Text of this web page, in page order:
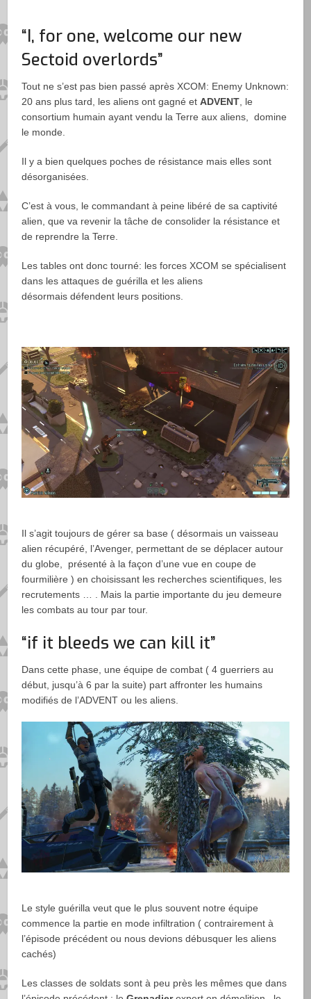
“I, for one, welcome our new
Sectoid overlords”
Tout ne s’est pas bien passé après XCOM: Enemy Unknown:
20 ans plus tard, les aliens ont gagné etADVENT, le
consortium humain ayant vendu la Terre aux aliens, domine
le monde.
Il y a bien quelques poches de résistance mais elles sont
désorganisées.
C’est à vous, le commandant à peine libéré de sa captivité
alien, que va revenir la tâche de consolider la résistance et
de reprendre la Terre.
Les tables ont donc tourné: les forces XCOM se spécialisent
dans les attaques de guérilla et les aliens
désormais défendent leurs positions.
Il s’agit toujours de gérer sa base ( désormais un vaisseau
alien récupéré, l’Avenger, permettant de se déplacer autour
du globe, présenté à la façon d’une vue en coupe de
fourmilière ) en choisissant les recherches scientifiques, les
recrutements … . Mais la partie importante du jeu demeure
les combats au tour par tour.
“if it bleeds we can kill it”
Dans cette phase, une équipe de combat ( 4 guerriers au
début, jusqu’à 6 par la suite) part affronter les humains
modifiés de l’ADVENT ou les aliens.
Le style guérilla veut que le plus souvent notre équipe
commence la partie en mode infiltration ( contrairement à
l’épisode précédent ou nous devions débusquer les aliens
cachés)
Les classes de soldats sont à peu près les mêmes que dans